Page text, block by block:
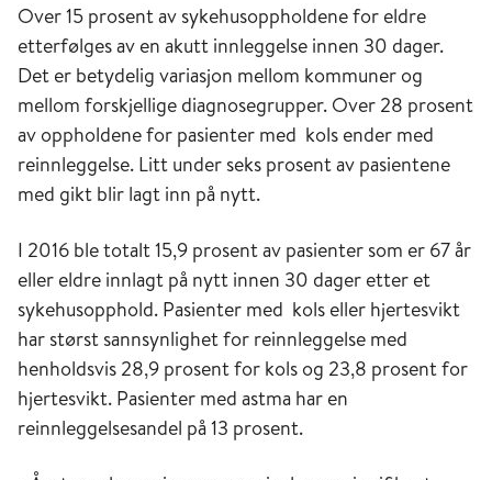
Over 15 prosent av sykehusoppholdene for eldre
etterfølges av en akutt innleggelse innen 30 dager.
Det er betydelig variasjon mellom kommuner og
mellom forskjellige diagnosegrupper. Over 28 prosent
av oppholdene for pasienter med kols ender med
reinnleggelse. Litt under seks prosent av pasientene
med gikt blir lagt inn på nytt.
I 2016 ble totalt 15,9 prosent av pasienter som er 67 år
eller eldre innlagt på nytt innen 30 dager etter et
sykehusopphold. Pasienter med kols eller hjertesvikt
har størst sannsynlighet for reinnleggelse med
henholdsvis 28,9 prosent for kols og 23,8 prosent for
hjertesvikt. Pasienter med astma har en
reinnleggelsesandel på 13 prosent.